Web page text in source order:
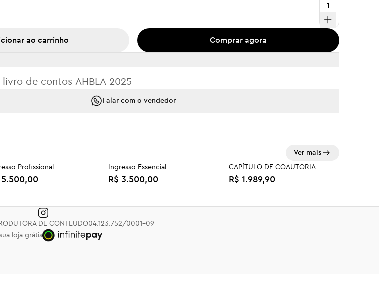
Comprar agora
ao carrinho
de contos AHBLA 2025
Falar com o vendedor
Ver mais
Profissional
5.500,00
Ingresso Essencial
R$ 3.500,00
CAPÍTULO DE COAUTORIA
R$ 1.989,90
DE CONTEUDO04.123.752/0001-09
loja grátis